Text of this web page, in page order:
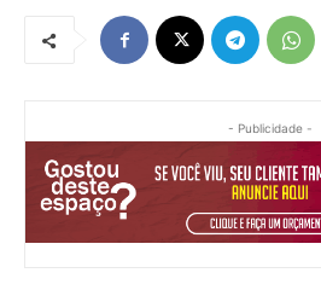
- Publicidade -